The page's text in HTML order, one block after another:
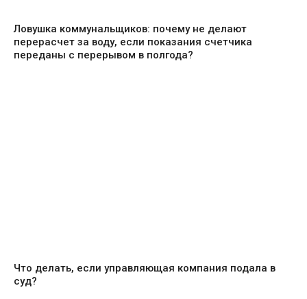
Ловушка коммунальщиков: почему не делают
перерасчет за воду, если показания счетчика
переданы с перерывом в полгода?
Что делать, если управляющая компания подала в
суд?